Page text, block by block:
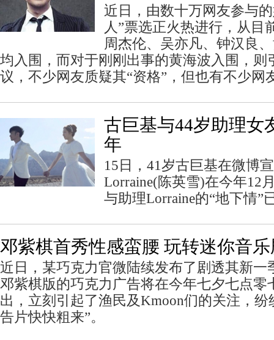
近日，由数十万网友参与
人”票选正火热进行，从目
周杰伦、吴亦凡、钟汉良
均入围，而对于刚刚出事的黄海波入围，则
议，不少网友质疑其“资格”，但也有不少网
古巨基与44岁助理女
年
15日，41岁古巨基在微博
Lorraine(陈英雪)在今年12
与助理Lorraine的“地下情”
邓紫棋首秀性感蛮腰 玩转迷你音
近日，某巧克力官微陆续发布了剧透其新一
邓紫棋版的巧克力广告将在今年七夕七点零
出，立刻引起了渔民及Kmoon们的关注，纷
告片快快粗来”。